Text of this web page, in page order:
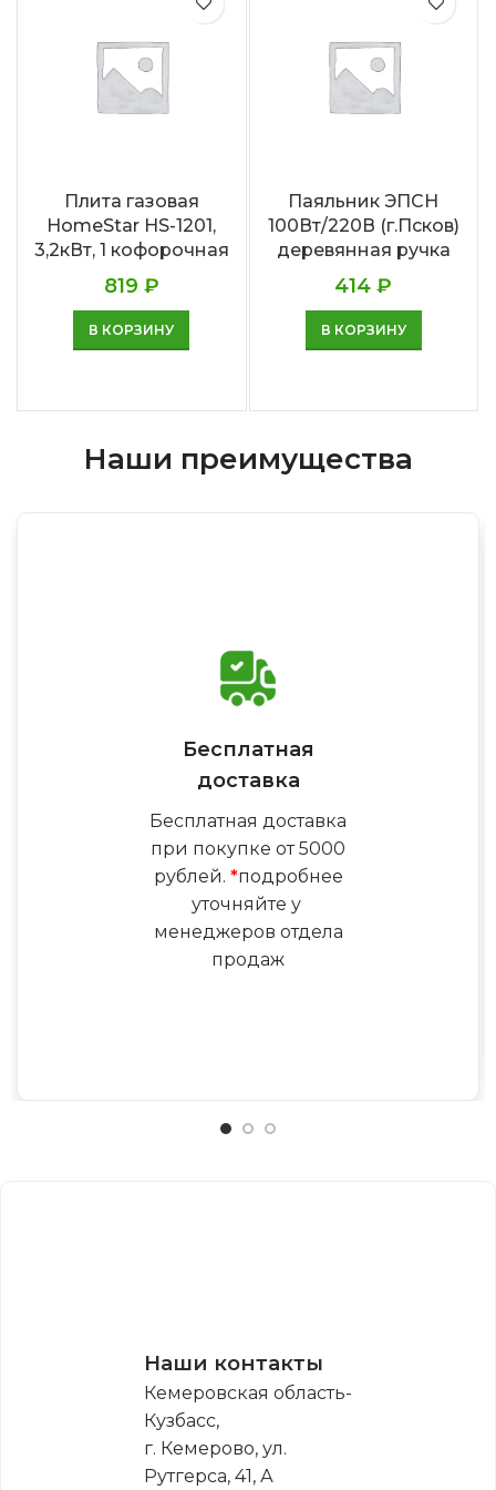
Плита газовая
HomeStar HS-1201,
3,2кВт, 1 кофорочная
819 ₽
В КОРЗИНУ
Паяльник ЭПСН
100Вт/220В (г.Псков)
деревянная ручка
414₽
В КОРЗИНУ
Наши преимущества
Бесплатная
доставка
Бесплатная доставка
при покупке от 5000
рублей. *подробнее
уточняйте у
менеджеров отдела
продаж
Наши контакты
Кемеровская область-
Кузбасс,
г. Кемерово, ул.
Рутгерса, 41, А